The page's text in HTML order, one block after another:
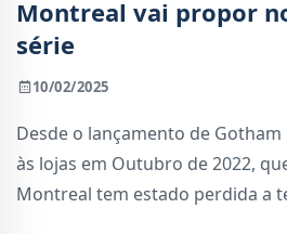
Montreal vai propor
série
10/02/2025
Desde o lançamento de
às lojas em Outubro de 2022,
Montreal tem estado perdida a